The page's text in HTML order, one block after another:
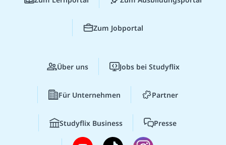
Zum Jobportal
Über uns Jobs bei Studyflix
Für Unternehmen Partner
Studyflix Business Presse